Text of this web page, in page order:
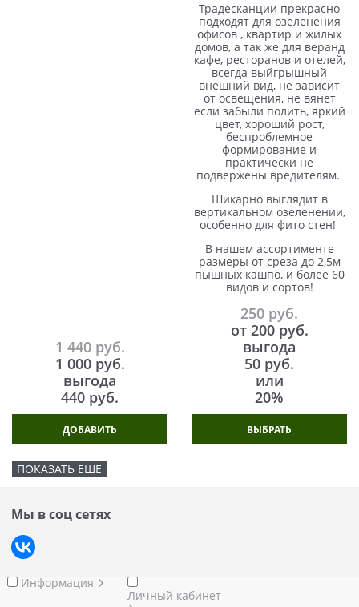
1 440 руб.
1 000 руб.
выгода
440 руб.
ДОБАВИТЬ
Традесканции прекрасно
подходят для озеленения
офисов , квартир и жилых
домов, а так же для веранд
кафе, ресторанов и отелей,
всегда выйгрышный
внешний вид, не зависит
от освещения, не вянет
если забыли полить, яркий
цвет, хороший рост,
беспроблемное
формирование и
практически не
подвержены вредителям.
Шикарно выглядит в
вертикальном озеленении,
особенно для фито стен!
В нашем ассортименте
размеры от среза до 2,5м
пышных кашпо, и более 60
видов и сортов!
250 руб.
от 200 руб.
выгода
50 руб.
или
20%
ВЫБРАТЬ
ПОКАЗАТЬ ЕЩЕ
Мы в соц сетях
Информация
Личный кабинет